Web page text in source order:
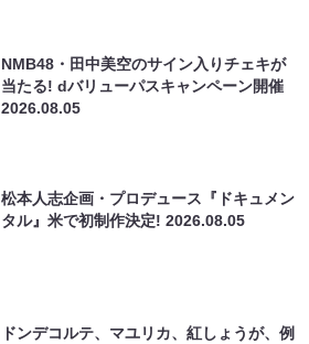
NMB48・田中美空のサイン入りチェキが
当たる! dバリューパスキャンペーン開催
2026.08.05
松本人志企画・プロデュース『ドキュメン
タル』米で初制作決定!2026.08.05
ドンデコルテ、マユリカ、紅しょうが、例